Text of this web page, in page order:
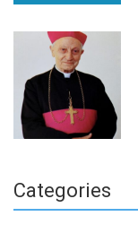
Categories